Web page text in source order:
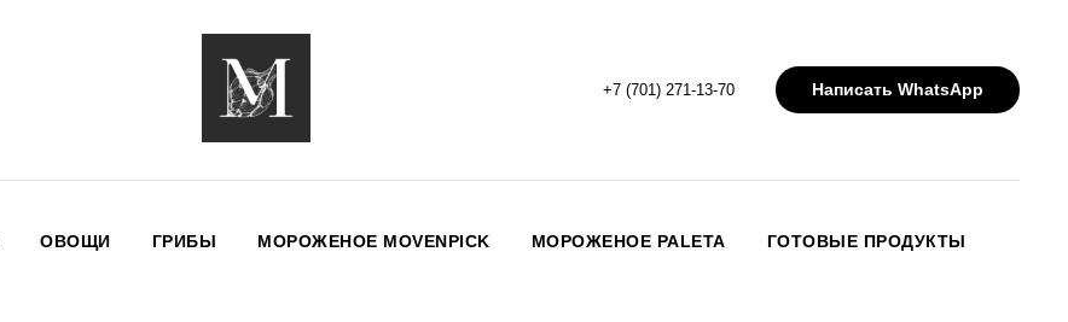
+7 (701) 271-13-70 Написать WhatsApp
ОВОЩИ ГРИБЫ МОРОЖЕНОЕ MOVENPICK МОРОЖЕНОЕ PALETA ГОТОВЫЕ ПРОДУКТЫ